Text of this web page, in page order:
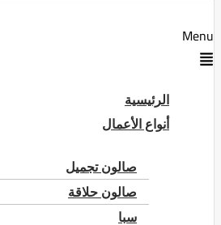
Menu
الرئيسية
أنواع الأعمال
صالون تجميل
صالون حلاقة
سبا